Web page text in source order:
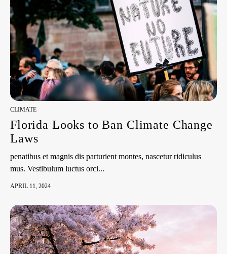
CLIMATE
Florida Looks to Ban Climate Change
Laws
penatibus et magnis dis parturient montes, nascetur ridiculus
mus. Vestibulum luctus orci...
APRIL 11, 2024